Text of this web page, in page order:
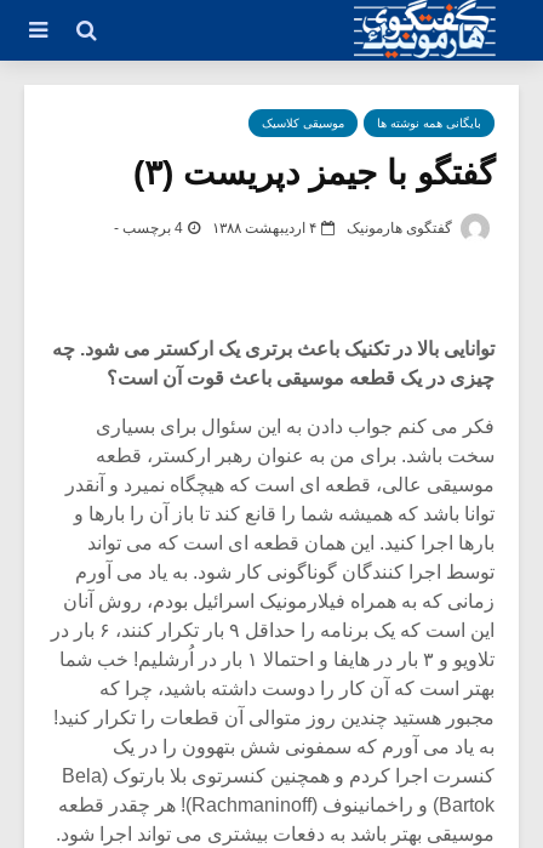
بایگانی همه نوشته ها موسیقی کلاسیک
گفتگو با جیمز دپریست (۳)
گفتگوی هارمونیک ۴ اردیبهشت ۱۳۸۸ 4 برچسب -
توانایی بالا در تکنیک باعث برتری یک ارکستر می شود. چه
چیزی در یک قطعه موسیقی باعث قوت آن است؟
فکر می کنم جواب دادن به این سئوال برای بسیاری
سخت باشد. برای من به عنوان رهبر ارکستر، قطعه
موسیقی عالی، قطعه ای است که هیچگاه نمیرد و آنقدر
توانا باشد که همیشه شما را قانع کند تا باز آن را بارها و
بارها اجرا کنید. این همان قطعه ای است که می تواند
توسط اجرا کنندگان گوناگونی کار شود. به یاد می آورم
زمانی که به همراه فیلارمونیک اسرائیل بودم، روش آنان
این است که یک برنامه را حداقل ۹ بار تکرار کنند، ۶ بار در
تلاویو و ۳ بار در هایفا و احتمالا ۱ بار در اُرشلیم! خب شما
بهتر است که آن کار را دوست داشته باشید، چرا که
مجبور هستید چندین روز متوالی آن قطعات را تکرار کنید!
به یاد می آورم که سمفونی شش بتهوون را در یک
کنسرت اجرا کردم و همچنین کنسرتوی بلا بارتوک (Bela
Bartok) و راخمانینوف (Rachmaninoff)! هر چقدر قطعه
موسیقی بهتر باشد به دفعات بیشتری می تواند اجرا شود.